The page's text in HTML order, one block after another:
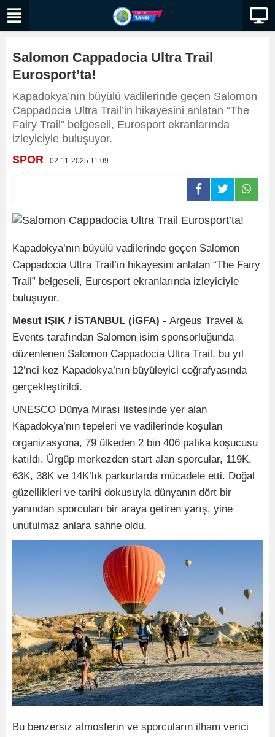
Salomon Cappadocia Ultra Trail
Eurosport’ta!
Kapadokya’nın büyülü vadilerinde geçen Salomon
Cappadocia Ultra Trail’in hikayesini anlatan “The
Fairy Trail” belgeseli, Eurosport ekranlarında
izleyiciyle buluşuyor.
SPOR - 02-11-2025 11:09
Kapadokya’nın büyülü vadilerinde geçen Salomon
Cappadocia Ultra Trail’in hikayesini anlatan “The Fairy
Trail” belgeseli, Eurosport ekranlarında izleyiciyle
buluşuyor.
Mesut IŞIK / İSTANBUL (İGFA) - Argeus Travel &
Events tarafından Salomon isim sponsorluğunda
düzenlenen Salomon Cappadocia Ultra Trail, bu yıl
12’nci kez Kapadokya’nın büyüleyici coğrafyasında
gerçekleştirildi.
UNESCO Dünya Mirası listesinde yer alan
Kapadokya’nın tepeleri ve vadilerinde koşulan
organizasyona, 79 ülkeden 2 bin 406 patika koşucusu
katıldı. Ürgüp merkezden start alan sporcular, 119K,
63K, 38K ve 14K’lık parkurlarda mücadele etti. Doğal
güzellikleri ve tarihi dokusuyla dünyanın dört bir
yanından sporcuları bir araya getiren yarış, yine
unutulmaz anlara sahne oldu.
Bu benzersiz atmosferin ve sporcuların ilham verici